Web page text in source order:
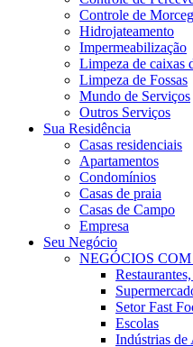
Controle de
Hidrojateamento
Impermeabilização
Limpeza de caixas
Limpeza de Fossas
Mundo de Serviços
Outros Serviços
Sua Residência
Casas residenciais
Apartamentos
Condomínios
Casas de praia
Casas de Campo
Empresa
Seu Negócio
NEGÓCIOS
Setor Fast
Escolas
Indústrias de